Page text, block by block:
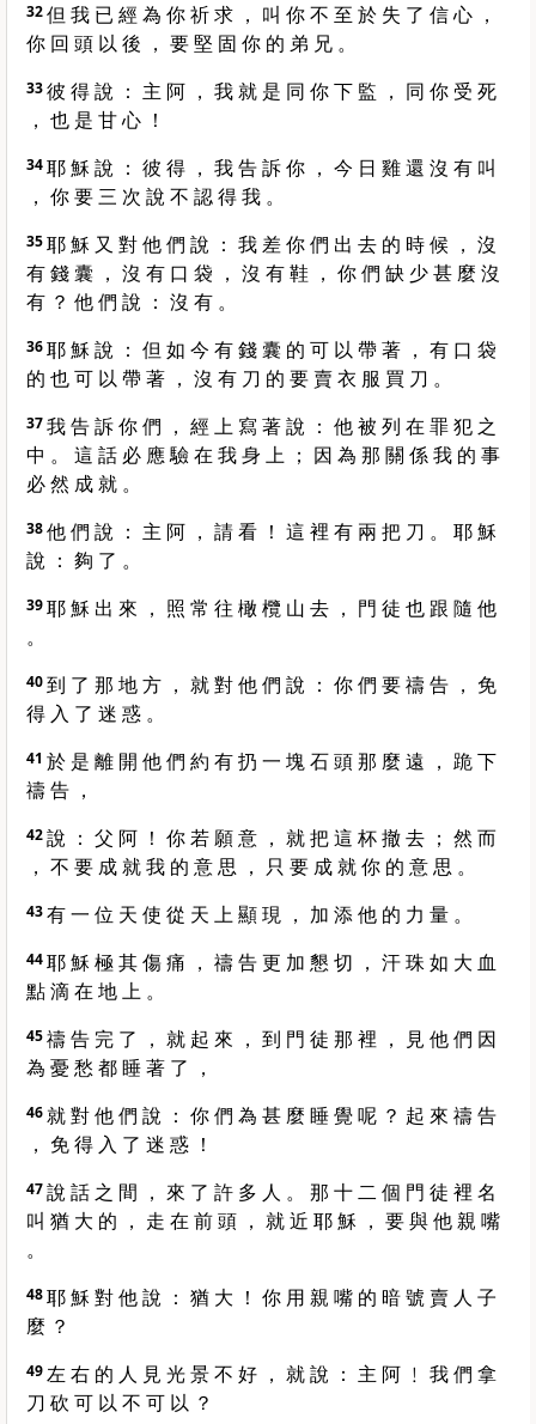
32但 我 已 經 為 你 祈 求 ， 叫 你 不 至 於 失 了 信 心 ，
你 回 頭 以 後 ， 要 堅 固 你 的 弟 兄 。
33彼 得 說 ： 主 阿 ， 我 就 是 同 你 下 監 ， 同 你 受 死
， 也 是 甘 心 ！
34耶 穌 說 ： 彼 得 ， 我 告 訴 你 ， 今 日 雞 還 沒 有 叫
， 你 要 三 次 說 不 認 得 我 。
35耶 穌 又 對 他 們 說 ： 我 差 你 們 出 去 的 時 候 ， 沒
有 錢 囊 ， 沒 有 口 袋 ， 沒 有 鞋 ， 你 們 缺 少 甚 麼 沒
有 ？ 他 們 說 ： 沒 有 。
36耶 穌 說 ： 但 如 今 有 錢 囊 的 可 以 帶 著 ， 有 口 袋
的 也 可 以 帶 著 ， 沒 有 刀 的 要 賣 衣 服 買 刀 。
37我 告 訴 你 們 ， 經 上 寫 著 說 ： 他 被 列 在 罪 犯 之
中 。 這 話 必 應 驗 在 我 身 上 ； 因 為 那 關 係 我 的 事
必 然 成 就 。
38他 們 說 ： 主 阿 ， 請 看 ！ 這 裡 有 兩 把 刀 。 耶 穌
說 ： 夠 了 。
39耶 穌 出 來 ， 照 常 往 橄 欖 山 去 ， 門 徒 也 跟 隨 他
。
40到 了 那 地 方 ， 就 對 他 們 說 ： 你 們 要 禱 告 ， 免
得 入 了 迷 惑 。
41 於 是 離 開 他 們 約 有 扔 一 塊 石 頭 那 麼 遠 ， 跪 下
禱 告 ，
42說 ： 父 阿 ！ 你 若 願 意 ， 就 把 這 杯 撤 去 ； 然 而
， 不 要 成 就 我 的 意 思 ， 只 要 成 就 你 的 意 思 。
43有 一 位 天 使 從 天 上 顯 現 ， 加 添 他 的 力 量 。
44耶 穌 極 其 傷 痛 ， 禱 告 更 加 懇 切 ， 汗 珠 如 大 血
點 滴 在 地 上 。
45禱 告 完 了 ， 就 起 來 ， 到 門 徒 那 裡 ， 見 他 們 因
為 憂 愁 都 睡 著 了 ，
46就 對 他 們 說 ： 你 們 為 甚 麼 睡 覺 呢 ？ 起 來 禱 告
， 免 得 入 了 迷 惑 ！
47說 話 之 間 ， 來 了 許 多 人 。 那 十 二 個 門 徒 裡 名
叫 猶 大 的 ， 走 在 前 頭 ， 就 近 耶 穌 ， 要 與 他 親 嘴
。
48耶 穌 對 他 說 ： 猶 大 ！ 你 用 親 嘴 的 暗 號 賣 人 子
麼 ？
49左 右 的 人 見 光 景 不 好 ， 就 說 ： 主 阿 ﹗ 我 們 拿
刀 砍 可 以 不 可 以 ？